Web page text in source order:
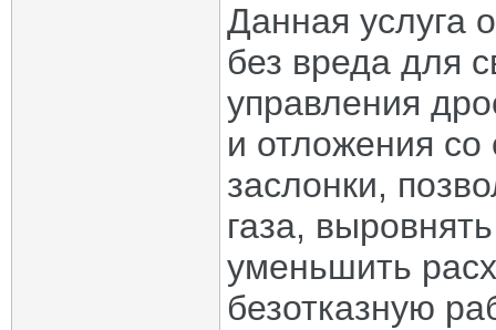
Данная услуга
без вреда для
управления
и отложения со
заслонки,
газа,
уменьшить
безотказную